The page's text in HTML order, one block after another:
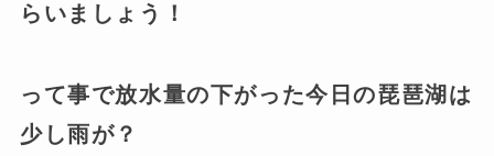
らいましょう！
って事で放水量の下がった今日の琵琶湖は
少し雨が？